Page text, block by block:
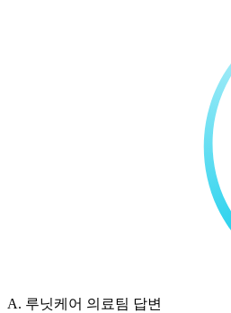
A. 루닛케어 의료팀 답변